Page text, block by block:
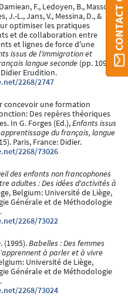
F., Ledoyen, B., Massoz,
J.-L., Jans, V., Messina, D., &
optimiser les pratiques
et de collaboration entre
et lignes de force d'une
issus de l'immigration et
langue seconde (pp. 109-
Didier Erudition.
2268/2747
concevoir une formation
Des repères théoriques
In G. Forges (Ed.),Enfants issus
du français, langue
Paris, France: Didier.
2268/73026
des enfants non francophones
adultes : Des idées d'activités à
Belgium: Université de Liège,
Générale et de Méthodologie
2268/73022
(1995).Babelles : Des femmes
à parler et à vivre
Université de Liège,
Générale et de Méthodologie
2268/73024